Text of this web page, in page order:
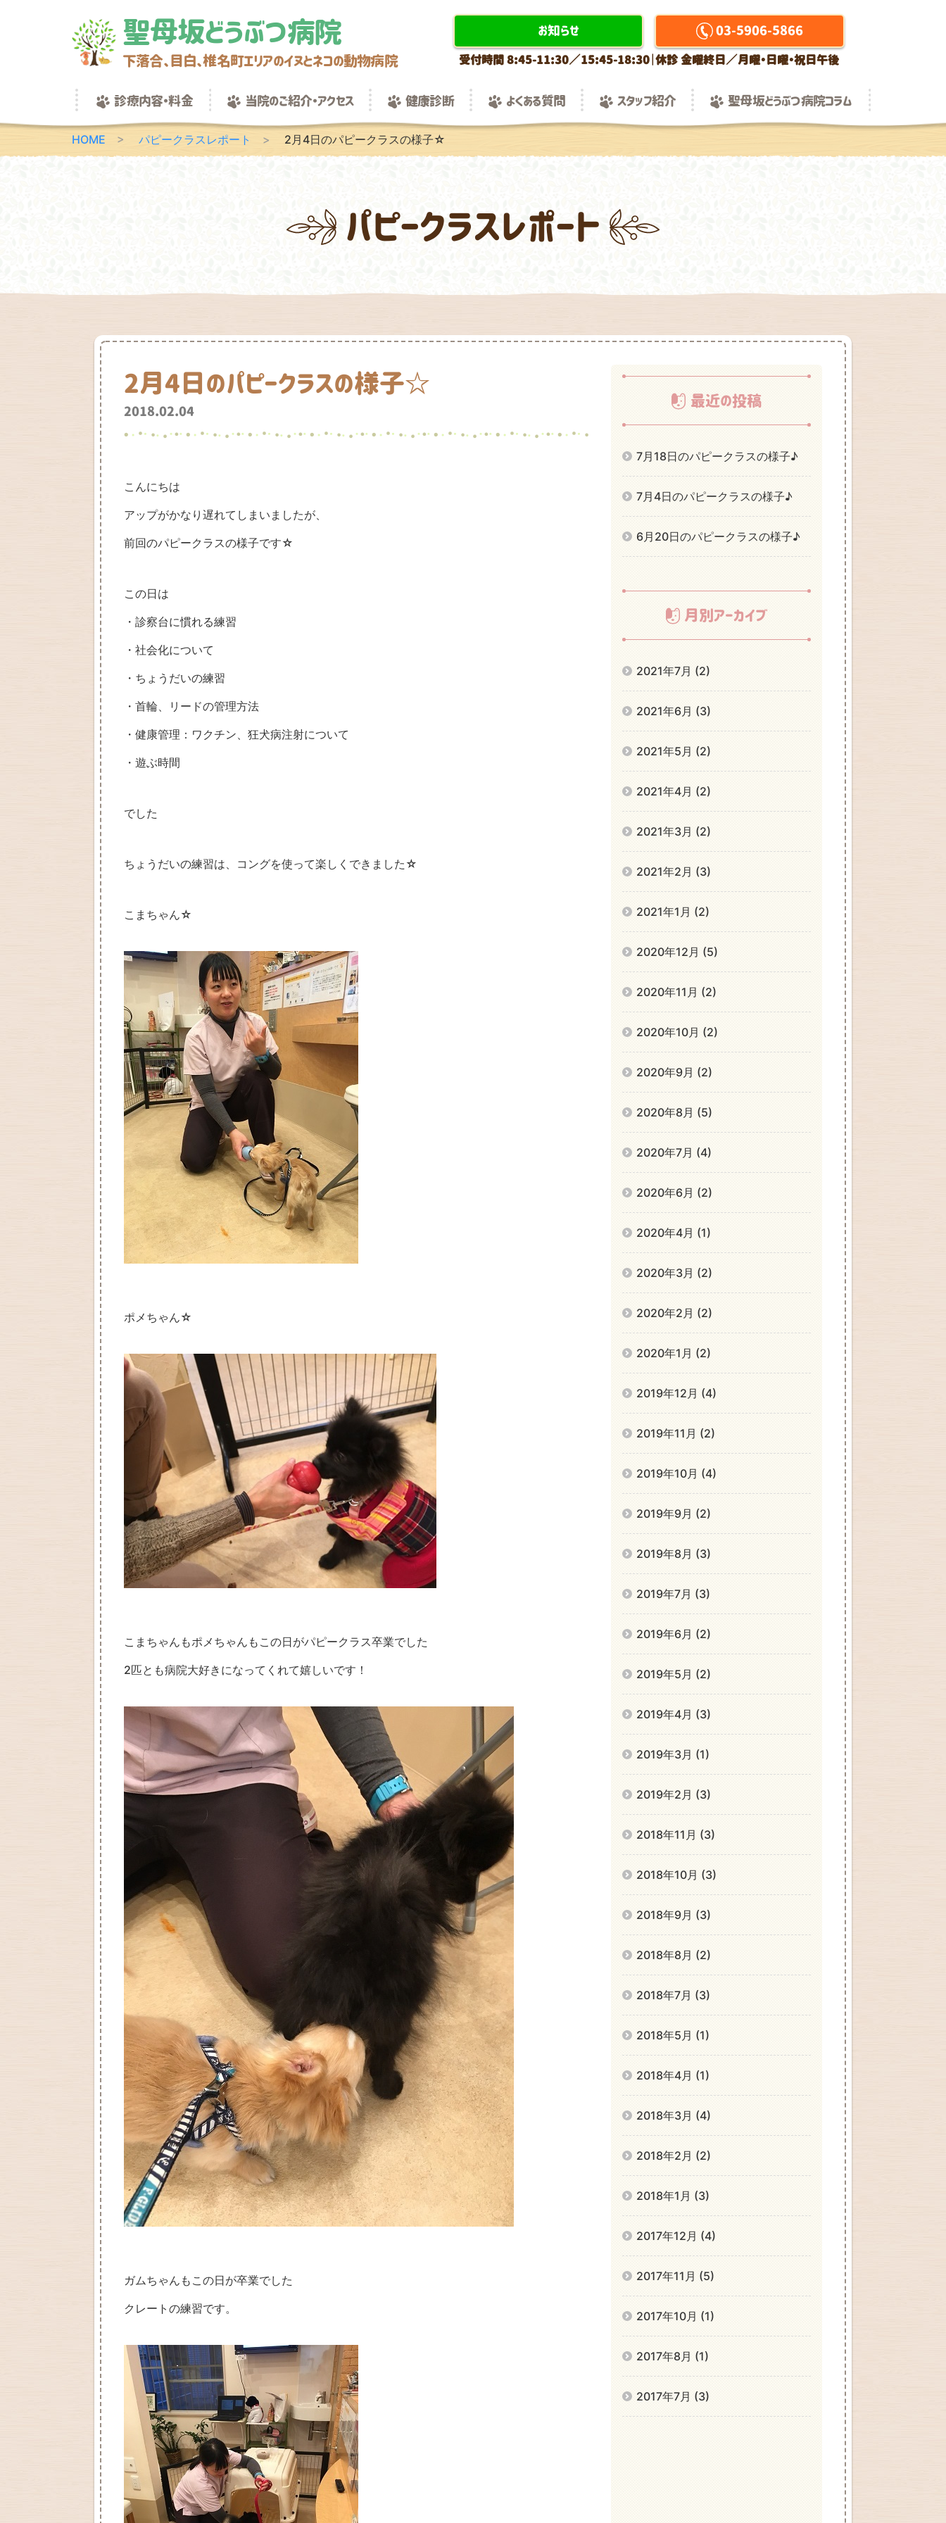
聖母坂どうぶつ病院
下落合、目白、椎名町エリアのイヌとネコの動物病院
お知らせ 03-5906-5866
受付時間 8:45-11:30／15:45-18:30｜休診 金曜終日／月曜・日曜・祝日午後
診療内容・料金
入院について
パピ―クラスレポート
当院のご紹介・アクセス
学会・論文発表
健康診断 よくある質問 スタッフ紹介 聖母坂どうぶつ病院コラム
HOME パピークラスレポート 2月4日のパピークラスの様子☆
パピークラスレポート
2月4日のパピークラスの様子☆
2018.02.04
こんにちは
アップがかなり遅れてしまいましたが、
前回のパピークラスの様子です☆
この日は
・診察台に慣れる練習
・社会化について
・ちょうだいの練習
・首輪、リードの管理方法
・健康管理：ワクチン、狂犬病注射について
・遊ぶ時間
でした
ちょうだいの練習は、コングを使って楽しくできました☆
こまちゃん☆
ポメちゃん☆
こまちゃんもポメちゃんもこの日がパピークラス卒業でした
2匹とも病院大好きになってくれて嬉しいです！
ガムちゃんもこの日が卒業でした
クレートの練習です。
最近の投稿
7月18日のパピークラスの様子♪
7月4日のパピークラスの様子♪
6月20日のパピークラスの様子♪
月別アーカイブ
2021年7月 (2)
2021年6月 (3)
2021年5月 (2)
2021年4月 (2)
2021年3月 (2)
2021年2月 (3)
2021年1月 (2)
2020年12月 (5)
2020年11月 (2)
2020年10月 (2)
2020年9月 (2)
2020年8月 (5)
2020年7月 (4)
2020年6月 (2)
2020年4月 (1)
2020年3月 (2)
2020年2月 (2)
2020年1月 (2)
2019年12月 (4)
2019年11月 (2)
2019年10月 (4)
2019年9月 (2)
2019年8月 (3)
2019年7月 (3)
2019年6月 (2)
2019年5月 (2)
2019年4月 (3)
2019年3月 (1)
2019年2月 (3)
2018年11月 (3)
2018年10月 (3)
2018年9月 (3)
2018年8月 (2)
2018年7月 (3)
2018年5月 (1)
2018年4月 (1)
2018年3月 (4)
2018年2月 (2)
2018年1月 (3)
2017年12月 (4)
2017年11月 (5)
2017年10月 (1)
2017年8月 (1)
2017年7月 (3)